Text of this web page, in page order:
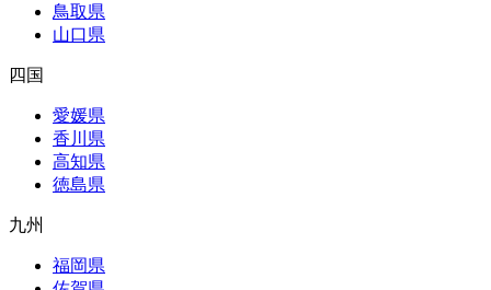
鳥取県
山口県
四国
愛媛県
香川県
高知県
徳島県
九州
福岡県